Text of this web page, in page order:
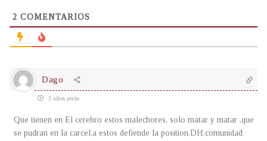
2 COMENTARIOS
Dago
3 años atrás
Que tienen en El cerebro estos malechores, solo matar y matar ,que
se pudran en la carcel,a estos defiende la position,DH,comunidad